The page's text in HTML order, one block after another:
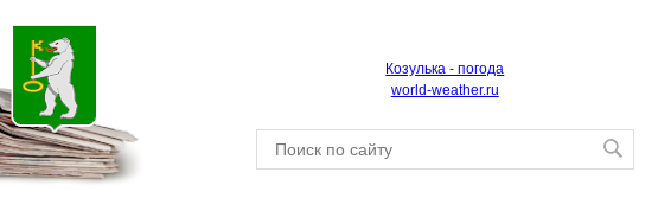
Козулька - погода
world-weather.ru